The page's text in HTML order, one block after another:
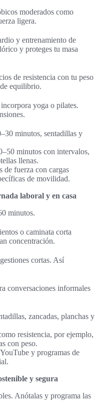
moderados como
ligera.
y entrenamiento de
y proteges tu masa
de resistencia con tu peso
equilibrio.
yoga o pilates.
minutos, sentadillas y
minutos con intervalos,
llenas.
de fuerza con cargas
de movilidad.
laboral y en casa
minutos.
o caminata corta
concentración.
cortas. Así
conversaciones informales
zancadas, planchas y
resistencia, por ejemplo,
con peso.
y programas de
y segura
Anótalas y programa las